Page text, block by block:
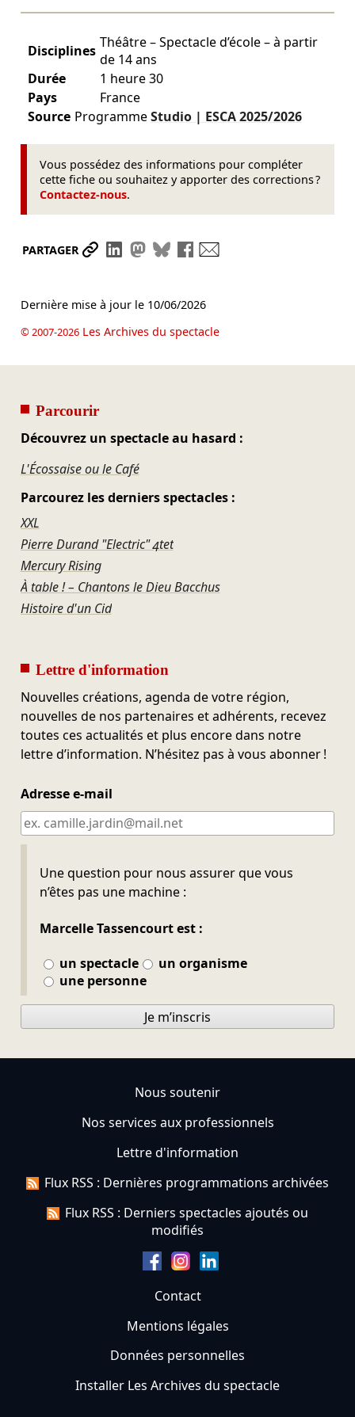
Disciplines Théâtre – Spectacle d’école – à partir
de 14 ans
Durée
1 heure 30
Pays
France
Source ProgrammeStudio | ESCA2025/2026
Vous possédez des informations pour compléter
cette fiche ou souhaitez y apporter des corrections ?
Contactez-nous.
PARTAGER Partager le lien
Partager sur LinkedIn
Partager sur Mastodon
Partager sur Bluesky
Partager sur Facebook
Dernière mise à jour le 10/06/2026
© 2007-2026Les Archives du spectacle
Parcourir
Découvrez un spectacle au hasard :
L'Écossaise ou le Café
Parcourez les derniers spectacles :
XXL
Pierre Durand "Electric" 4tet
Mercury Rising
À table ! – Chantons le Dieu Bacchus
Histoire d'un Cid
Lettre d'information
Nouvelles créations, agenda de votre région,
nouvelles de nos partenaires et adhérents, recevez
toutes ces actualités et plus encore dans notre
lettre d’information. N’hésitez pas à vous abonner !
Adresse e-mail
Une question pour nous assurer que vous
n’êtes pas une machine :
Marcelle Tassencourt est :
un spectacle
un organisme
une personne
Ne pas remplir
Je m’inscris
Nous soutenir
Nos services aux professionnels
Lettre d'information
Flux RSS : Dernières programmations archivées
Flux RSS : Derniers spectacles ajoutés ou
modifiés
Contact
Mentions légales
Données personnelles
Installer Les Archives du spectacle